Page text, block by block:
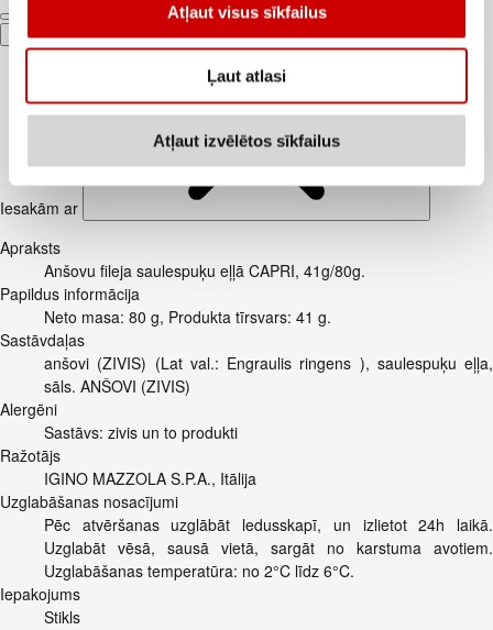
Atļaut visus sīkfailus
Ļaut atlasi
Atļaut izvēlētos sīkfailus
Pievienot
Iesakām ar
Apraksts
Anšovu fileja saulespuķu eļļā CAPRI, 41g/80g.
Papildus informācija
Neto masa: 80 g, Produkta tīrsvars: 41 g.
Sastāvdaļas
anšovi (ZIVIS) (Lat val.: Engraulis ringens ), saulespuķu eļļa,
sāls. ANŠOVI (ZIVIS)
Alergēni
Sastāvs: zivis un to produkti
Ražotājs
IGINO MAZZOLA S.P.A., Itālija
Uzglabāšanas nosacījumi
Pēc atvēršanas uzglābāt ledusskapī, un izlietot 24h laikā.
Uzglabāt vēsā, sausā vietā, sargāt no karstuma avotiem.
Uzglabāšanas temperatūra: no 2°C līdz 6°C.
Iepakojums
Stikls